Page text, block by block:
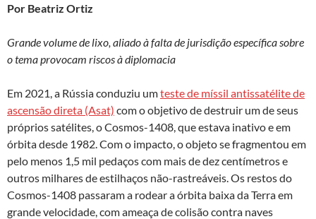
to
d
o
n
e
b
o
o
k
at
s
A
p
p
Por Beatriz Ortiz
Grande volume de lixo, aliado à falta de jurisdição específica sobre
o tema provocam riscos à diplomacia
Em 2021, a Rússia conduziu umteste de míssil antissatélitede
ascensão direta (Asat) com o objetivo de destruir um de seus
próprios satélites, o Cosmos-1408, que estava inativo e em
órbita desde 1982. Com o impacto, o objeto se fragmentou em
pelo menos 1,5 mil pedaços com mais de dez centímetros e
outros milhares de estilhaços não-rastreáveis. Os restos do
Cosmos-1408 passaram a rodear a órbita baixa da Terra em
grande velocidade, com ameaça de colisão contra naves